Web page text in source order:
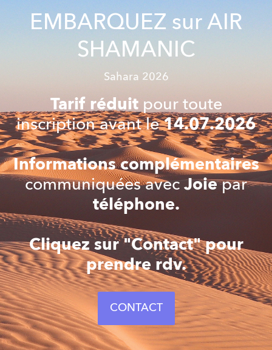
EMBARQUEZ sur AIR
SHAMANIC
Sahara 2026
Tarif réduit pour toute
inscription avant le14.07.2026
Informations complémentaires
communiquées avecJoiepar
téléphone.
Cliquez sur "Contact" pour
prendre rdv.
CONTACT